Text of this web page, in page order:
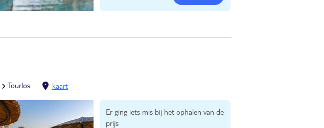
Tourlos kaart
Er ging iets mis bij het ophalen van de
prijs